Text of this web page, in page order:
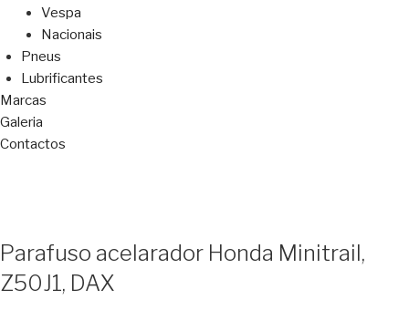
Vespa
Nacionais
Pneus
Lubrificantes
Marcas
Galeria
Contactos
Parafuso acelarador Honda Minitrail,
Z50J1, DAX